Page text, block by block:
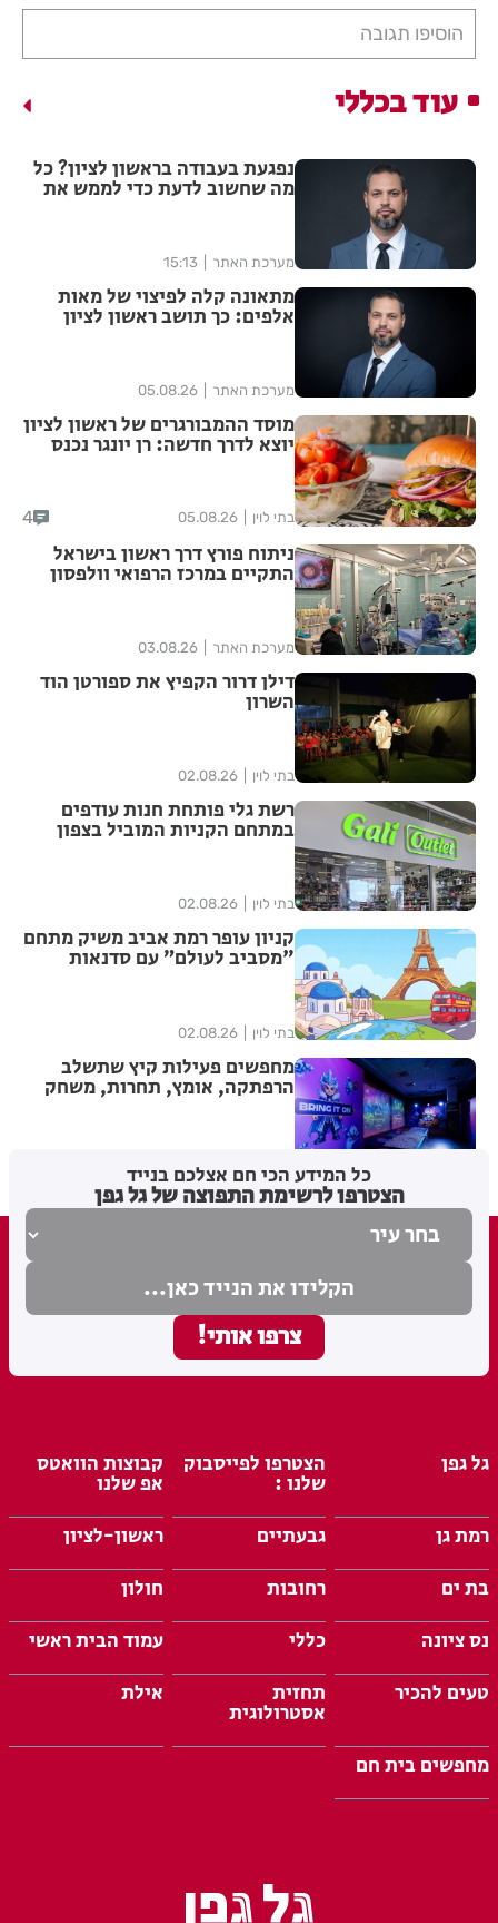
הוסיפו תגובה
עוד בכללי
נפגעת בעבודה בראשון לציון? כל
מה שחשוב לדעת כדי לממש את
מערכת האתר 15:13
מתאונה קלה לפיצוי של מאות
אלפים: כך תושב ראשון לציון
מערכת האתר 05.08.26
מוסד ההמבורגרים של ראשון לציון
יוצא לדרך חדשה: רן יונגר נכנס
בתי לוין 05.08.26
4
ניתוח פורץ דרך ראשון בישראל
התקיים במרכז הרפואי וולפסון
מערכת האתר 03.08.26
דילן דרור הקפיץ את ספורטן הוד
השרון
בתי לוין 02.08.26
רשת גלי פותחת חנות עודפים
במתחם הקניות המוביל בצפון
בתי לוין 02.08.26
קניון עופר רמת אביב משיק מתחם
"מסביב לעולם” עם סדנאות
בתי לוין 02.08.26
מחפשים פעילות קיץ שתשלב
הרפתקה, אומץ, תחרות, משחק
ודמיון לכל המשפחה? תגיעו
כל המידע הכי חם אצלכם בנייד
הצטרפו לרשימת התפוצה של גל גפן
גל גפן הצטרפו לפייסבוק
שלנו :
קבוצות הוואטס
אפ שלנו
רמת גן
גבעתיים
ראשון-לציון
בת ים
רחובות
חולון
נס ציונה
כללי
עמוד הבית ראשי
טעים להכיר
תחזית
אסטרולוגית
אילת
מחפשים בית חם